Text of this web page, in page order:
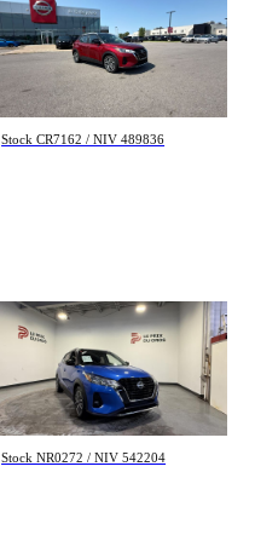
Nissan Kicks
SV 2021
14 980 km
18 652 $
Stock CR7162 / NIV 489836
Nissan Kicks
34 976 km
21 995 $
Stock NR0272 / NIV 542204